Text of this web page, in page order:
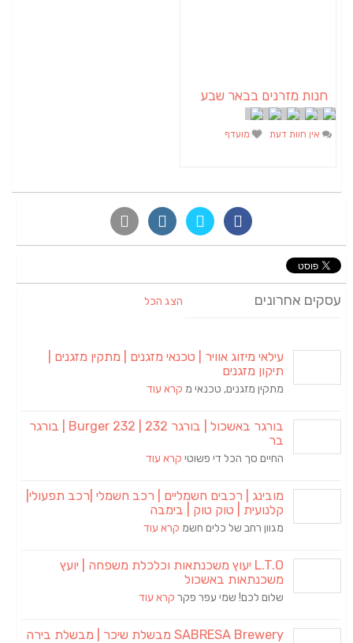
חנות מזרנים בבאר שבע
אין חוות דעת מועדף
עסקים אחרונים הצג הכל
עילאי מיזוג אוויר | טכנאי מזגנים | מתקין מזגנים |
תיקון מזגנים
מתקין מזגנים, טכנאי מ קרא עוד
בורגר באשכול | בורגר 232 | Burger 232 | בורגר
בר
החיים סך הכל די פשוטי קרא עוד
מובינג | רכבים חשמליים | רכב חשמלי |רכב תפעולי|
קלנועית | טוק טוק | בימבה
מגוון רחב של כלים חשמ קרא עוד
L.T.O יעוץ משכנתאות וכלכלת משפחה | יועץ
משכנתאות באשכול
שלום לכם! שמי עפר פקר קרא עוד
SABRESA Brewery מבשלת שיכר | מבשלת בירה